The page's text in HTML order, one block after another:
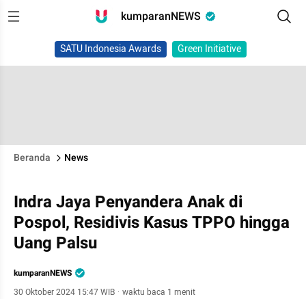
kumparanNEWS
SATU Indonesia Awards Green Initiative
Beranda News
Indra Jaya Penyandera Anak di
Pospol, Residivis Kasus TPPO hingga
Uang Palsu
kumparanNEWS
30 Oktober 2024 15:47 WIB · waktu baca 1 menit